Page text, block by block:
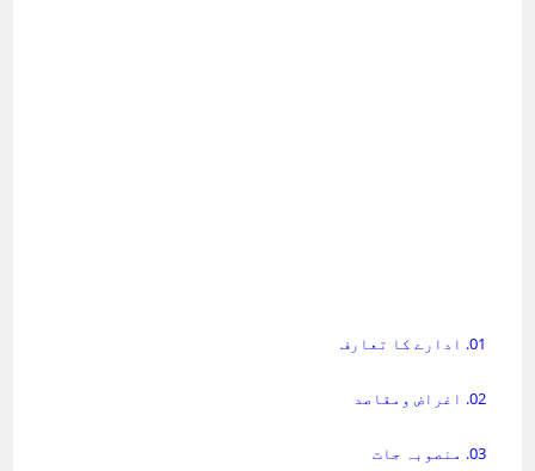
01. ادارے کا تعارف
02. اغراض ومقاصد
03. منصوبہ جات